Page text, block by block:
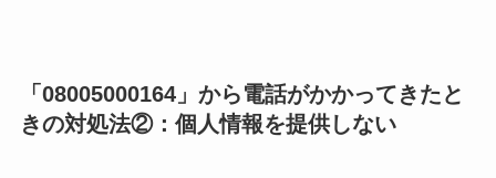
「08005000164」から電話がかかってきたと
きの対処法②： 個人情報を提供しない